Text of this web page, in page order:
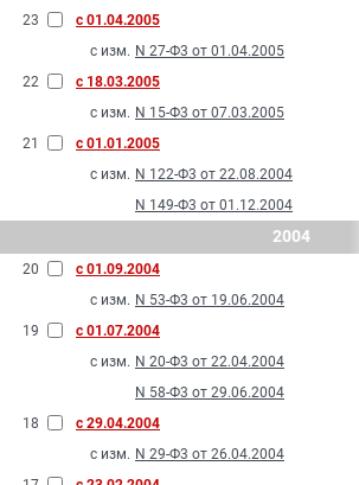
23
с 01.04.2005
с изм. N 27-Ф3 от 01.04.2005
22
с 18.03.2005
с изм. N 15-Ф3 от 07.03.2005
21
с 01.01.2005
с изм. N 122-Ф3 от 22.08.2004
N 149-Ф3 от 01.12.2004
2004
20
с 01.09.2004
с изм. N 53-Ф3 от 19.06.2004
19
с 01.07.2004
с изм. N 20-Ф3 от 22.04.2004
N 58-Ф3 от 29.06.2004
18
с 29.04.2004
с изм. N 29-Ф3 от 26.04.2004